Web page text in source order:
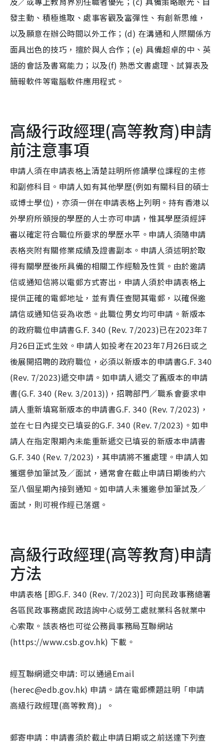
發主動、積極進取、處事客觀及富彈性、有創新思維，
以及願意在辦公時間以外工作；(d) 在溝通和人際關係方
面具出色的技巧，擅於與人合作；(e) 具備超卓的中、英
語的會話及書寫能力；以及(f) 熟悉文書處理、試算表及
簡報軟件等電腦軟件應用程式。
高級行政經理(高等教育)申請
前注意事項
申請人須在申請表格上清楚註明所修讀學位課程的主修
和副修科目。申請人如有其他學歷(例如有關科目的碩士
或博士學位)，亦須一併在申請表格上列明。持有香港以
外學府所頒授的學歷的人士亦可申請，惟其學歷須經評
審以確定符合職位所要求的學歷水平。申請人須隨申請
表格夾附有關修業成績及證書副本。申請人須述明於取
得有關學歷後所具備的相關工作經驗及性質。由於邀請
信或通知信將以電郵方式寄出，申請人須於申請表格上
提供正確的電郵地址，並有責任查閱其電郵，以確保邀
請信或通知信妥為收悉。此職位男女均可申請。新版本
的政府職位申請書G.F. 340 (Rev. 7/2023)已在2023年7
月26日正式生效。申請人如投考在2023年7月26日或之
後展開招聘的政府職位，必須以新版本的申請書G.F. 340
(Rev. 7/2023)遞交申請。如申請人遞交了舊版本的申請
書(G.F. 340 (Rev. 3/2013))，招聘部門／職系會要求申
請人重新填寫新版本的申請書G.F. 340 (Rev. 7/2023)，
並在七日內提交已填妥的G.F. 340 (Rev. 7/2023)。如申
請人在指定限期內未能重新遞交已填妥的新版本申請書
G.F. 340 (Rev. 7/2023)，其申請將不獲處理。申請人如
獲選參加筆試及／面試，通常會在截止申請日期後約六
至八個星期內接到通知。如申請人未獲邀參加筆試及／
面試，則可視作經已落選。
高級行政經理(高等教育)申請
方法
申請表格 [即G.F. 340 (Rev. 7/2023)] 可向民政事務總署
各區民政事務處民政諮詢中心或勞工處就業科各就業中
心索取。該表格也可從公務員事務局互聯網站
(https://www.csb.gov.hk) 下載。
經互聯網遞交申請: 可以通過Email
(herec@edb.gov.hk) 申請。請在電郵標題註明「申請
高級行政經理(高等教育)」。
郵寄申請：申請書須於截止申請日期或之前送達下列查